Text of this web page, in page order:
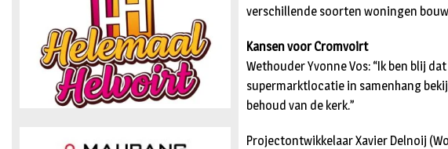
verschillende soorten woningen
Kansen voor Cromvoirt
Wethouder Yvonne Vos: “Ik ben blij
supermarktlocatie in samenhang
behoud van de kerk.”
Projectontwikkelaar Xavier Delnoij